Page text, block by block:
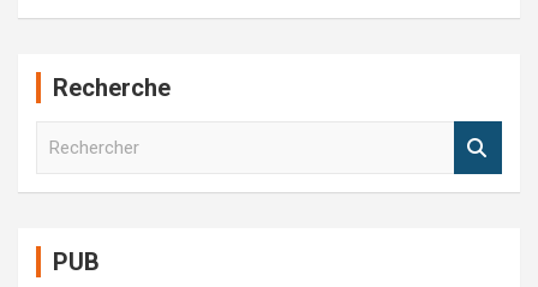
Recherche
PUB